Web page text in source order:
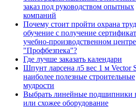
заказ под руководством опытных
компаний
Почему стоит пройти охрана
обучение с получение
учебно-производственном центре
"Профбезпека"?
Где лучше заказать календари
Шпунт ларсена л5 вес 1 м Vector
наиболее полезные строительные
мудрости
Выбрать линейные подшипники
или схожее оборудование